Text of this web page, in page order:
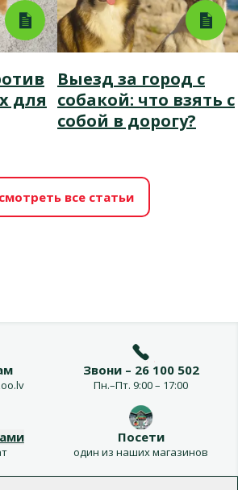
для
Выезд за город с
собакой: что взять с
собой в дорогу?
все статьи
Звони – 26 100 502
Пн.–Пт. 9:00 – 17:00
Посети
один из наших магазинов